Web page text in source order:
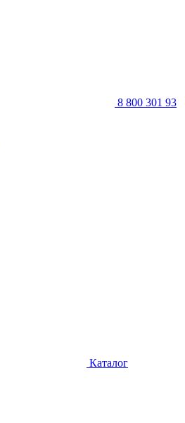
8 800 301 93
Каталог